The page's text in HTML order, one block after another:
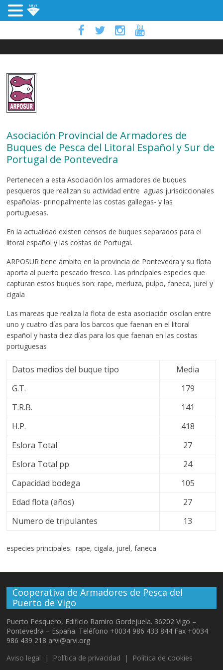
Asociación Provincial de Armadores de
Buques de Pesca del Litoral Español y Sur de
Portugal de Pontevedra
Pertenecen a esta Asociación los armadores de buques
pesqueros que realizan su actividad entre aguas jurisdiccionales
españolas- principalmente las costas gallegas- y las
portuguesas.
En la actualidad existen censos de buques separados para el
litoral español y las costas de Portugal.
ARPOSUR tiene ámbito en la provincia de Pontevedra y su flota
aporta al puerto pescado fresco. Las principales especies que
capturan estos buques son: rape, merluza, pulpo, faneca, jurel y
cigala
Las mareas que realiza la flota de esta asociación oscilan entre
uno y cuatro días para los barcos que faenan en el litoral
español y hasta diez días para los que faenan en las costas
portuguesas
Datos medios del buque tipo
Media
G.T.
179
T.R.B.
141
H.P.
418
Eslora Total
27
Eslora Total pp
24
Capacidad bodega
105
Edad flota (años)
27
Numero de tripulantes
13
especies principales: rape, cigala, jurel, faneca
Cooperativa de Armadores de Pesca del
Puerto de Vigo
Puerto Pesquero, Edificio Ramiro Gordejuela. 36202 Vigo –
Pontevedra – España. Teléfono +0034 986 433 844 Fax +0034
986 439 218 arvi@arvi.org
Aviso legal | Política de privacidad | Política de cookies